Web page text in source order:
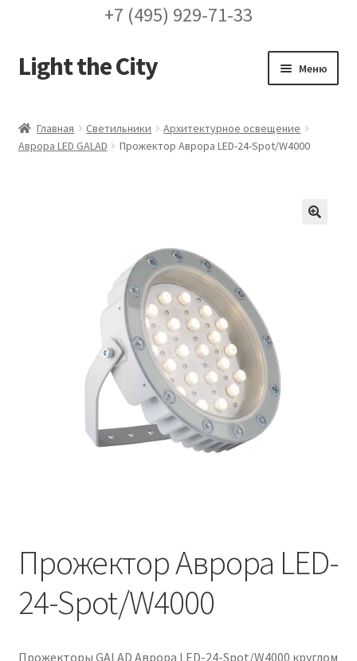
+7 (495) 929-71-33
Перейти
к
Перейти
к
Light the City Меню
FAQ про кронштейны
Доставка и оплата
Заказ проекта освещения
Маркировка опор «Opora engineering»
кронштейнов «Opora Engineering»
Отправить заявку
Главная Светильники
Архитектурное освещение
Аврора LED GALAD
Прожектор Аврора LED-24-Spot/W4000
Прожектор Аврора LED-
24-Spot/W4000
Прожекторы GALAD Аврора LED-24-Spot/W4000 круглом